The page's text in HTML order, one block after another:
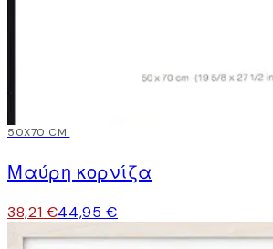
15%*
50X70 CM
Μαύρη κορνίζα
38,21 €44,95 €